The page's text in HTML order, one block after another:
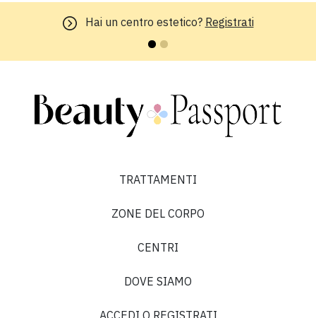
Hai un centro estetico? Registrati
TRATTAMENTI
ZONE DEL CORPO
CENTRI
DOVE SIAMO
ACCEDI O REGISTRATI